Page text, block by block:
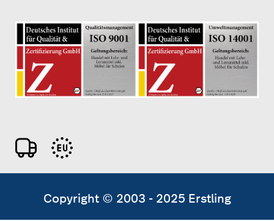
Copyright © 2003 - 2025 Erstling